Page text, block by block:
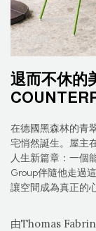
退而不休的
在德國黑森林的青
宅悄然誕生。屋主
人生新篇章：一個
Group伴隨他走過
讓空間成為真正的
由Thomas